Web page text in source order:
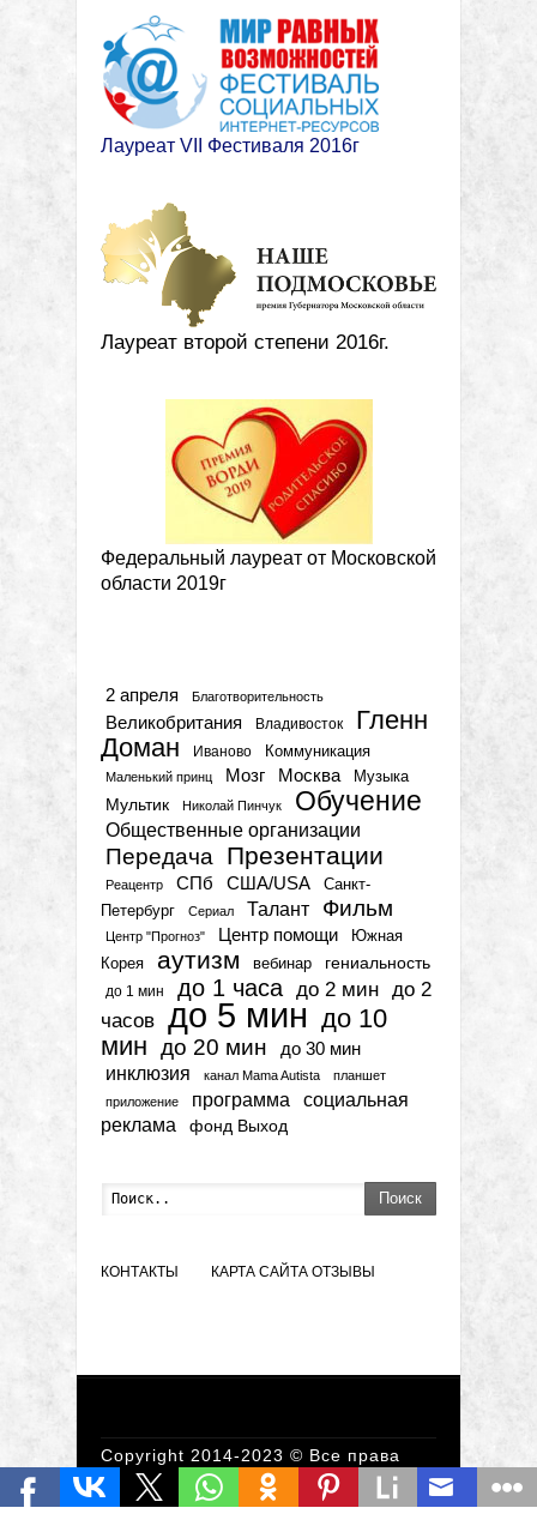
Лауреат VII Фестиваля 2016г
Лауреат второй степени 2016г.
Федеральный лауреат от Московской
области 2019г
2 апреля Благотворительность
Великобритания Владивосток
Гленн
Доман
Иваново Коммуникация
Маленький принц Мозг Москва Музыка
Мультик Николай Пинчук Обучение
Общественные организации
Передача Презентации
Реацентр СПб США/USA
Санкт-
Петербург
Сериал Талант Фильм
Центр "Прогноз" Центр помощи
Южная
Корея
аутизм вебинар гениальность
до 1 мин до 1 часа до 2 мин до 2
часов до 5 мин до 10
мин до 20 мин до 30 мин
инклюзия канал Mama Autista
планшет
приложение
программа
социальная
реклама
фонд Выход
Поиск
КОНТАКТЫ КАРТА САЙТА ОТЗЫВЫ
Copyright 2014-2023 © Все права
защищены